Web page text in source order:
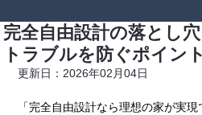
完全自由設計の落とし
トラブルを防ぐポイント
更新日：2026年02月04日
「完全自由設計なら理想の家が実